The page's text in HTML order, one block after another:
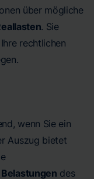
über mögliche
. Sie
rechtlichen
wenn Sie ein
Auszug bietet
Belastungen des